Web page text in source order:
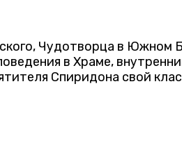
в Храме,
Спиридона свой